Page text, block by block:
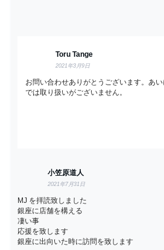
Toru Tange
2021年3月9日
お問い合わせありがとうございます。あ
では取り扱いがございません。
小笠原道人
2021年7月31日
MJ を拝読致しました
銀座に店舗を構える
凄い事
応援を致します
銀座に出向いた時に訪問を致します